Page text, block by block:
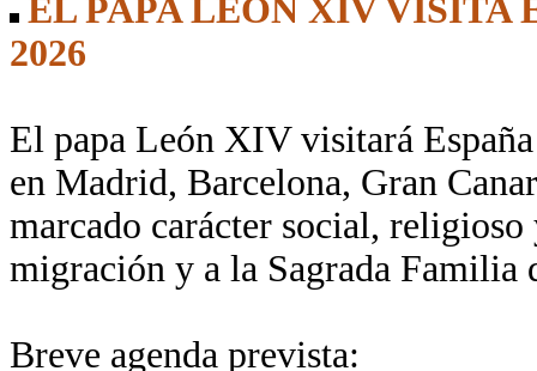
EL PAPA LEÓN XIV VISITA
2026
El papa León XIV visitará
en Madrid, Barcelona, Gran
marcado carácter social,
migración y a la Sagrada Familia
Breve agenda prevista: